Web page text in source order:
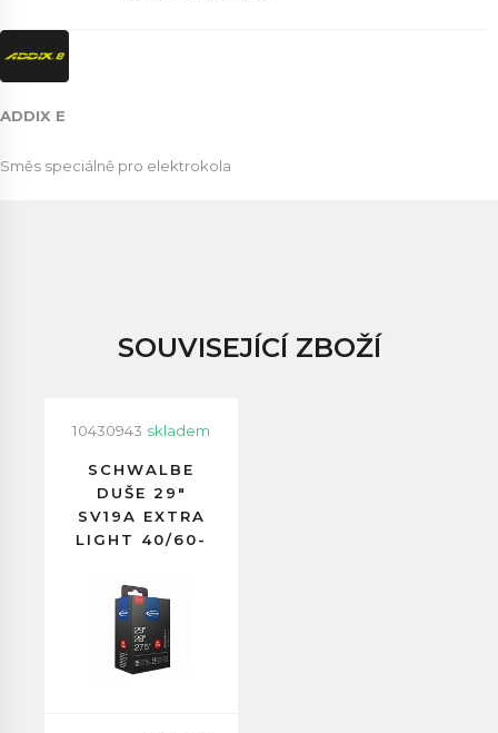
ADDIX E
Směs speciálně pro elektrokola
SOUVISEJÍCÍ ZBOŽÍ
10430943 skladem
SCHWALBE
DUŠE 29"
SV19A EXTRA
LIGHT 40/60-
GALUSKOVÝ
VENTILEK
40MM